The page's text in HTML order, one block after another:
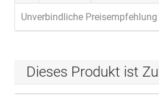
Unverbindliche
Dieses Produkt ist